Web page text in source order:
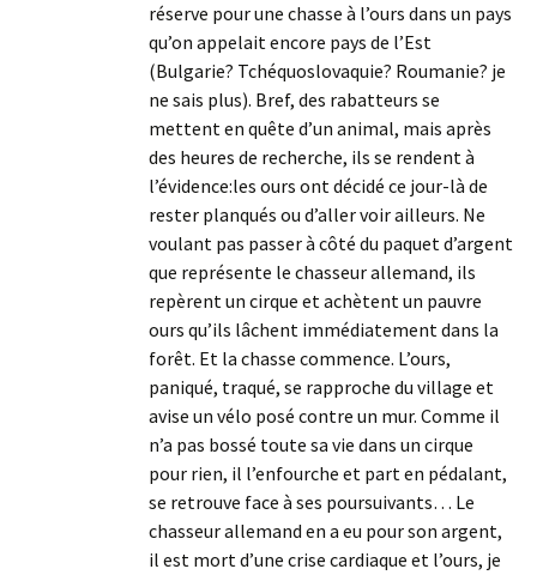
réserve pour une chasse à l’ours dans un pays
qu’on appelait encore pays de l’Est
(Bulgarie? Tchéquoslovaquie? Roumanie? je
ne sais plus). Bref, des rabatteurs se
mettent en quête d’un animal, mais après
des heures de recherche, ils se rendent à
l’évidence:les ours ont décidé ce jour-là de
rester planqués ou d’aller voir ailleurs. Ne
voulant pas passer à côté du paquet d’argent
que représente le chasseur allemand, ils
repèrent un cirque et achètent un pauvre
ours qu’ils lâchent immédiatement dans la
forêt. Et la chasse commence. L’ours,
paniqué, traqué, se rapproche du village et
avise un vélo posé contre un mur. Comme il
n’a pas bossé toute sa vie dans un cirque
pour rien, il l’enfourche et part en pédalant,
se retrouve face à ses poursuivants… Le
chasseur allemand en a eu pour son argent,
il est mort d’une crise cardiaque et l’ours, je